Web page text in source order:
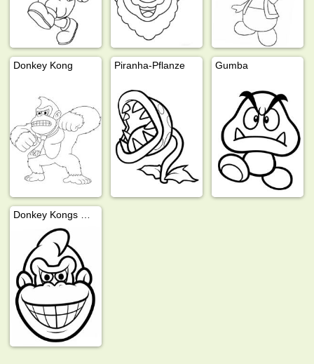
Donkey Kong Piranha-Pflanze Gumba